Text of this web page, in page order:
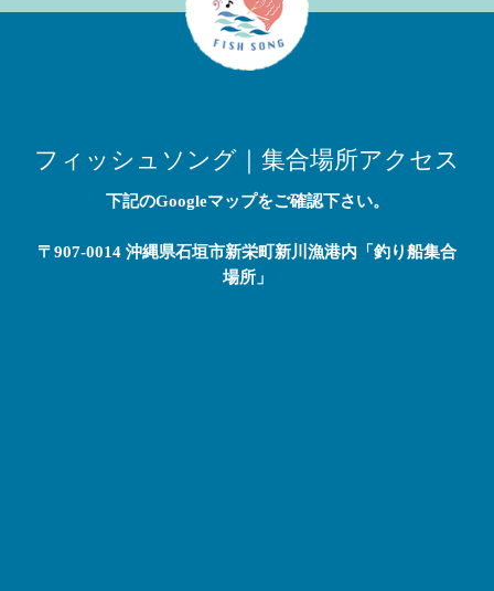
フィッシュソング｜集合場所アクセス
下記のGoogleマップをご確認下さい。
〒907-0014 沖縄県石垣市新栄町新川漁港内「釣り船集合
場所」